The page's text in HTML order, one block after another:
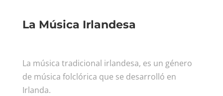
La Música Irlandesa
La música tradicional irlandesa, es un género
de música folclórica que se desarrolló en
Irlanda.